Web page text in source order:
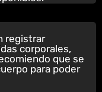
registrar
corporales,
que se
para poder